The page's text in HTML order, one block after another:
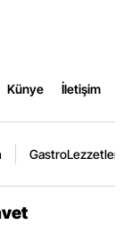
Künye İletişim
GastroLezzetler